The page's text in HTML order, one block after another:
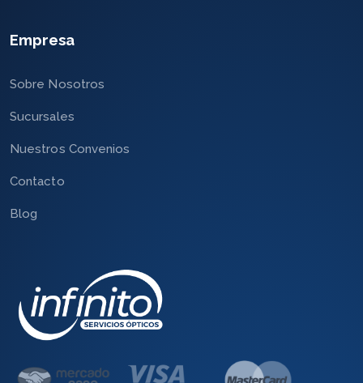
Empresa
Sobre Nosotros
Sucursales
Nuestros Convenios
Contacto
Blog